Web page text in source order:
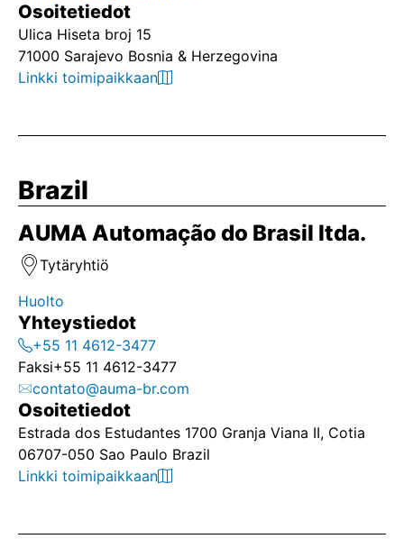
Osoitetiedot
Ulica Hiseta broj 15
71000 Sarajevo Bosnia & Herzegovina
Linkki toimipaikkaan
Brazil
AUMA Automação do Brasil ltda.
Tytäryhtiö
Huolto
Yhteystiedot
+55 11 4612-3477
Faksi+55 11 4612-3477
contato@auma-br.com
Osoitetiedot
Estrada dos Estudantes 1700 Granja Viana II, Cotia
06707-050 Sao Paulo Brazil
Linkki toimipaikkaan